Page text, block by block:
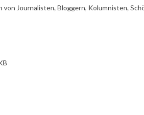
von Journalisten, Bloggern, Kolumnisten,